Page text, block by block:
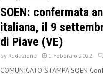
SOEN: confermata
italiana, il 9
di Piave (VE)
by Redazione 1 Febbraio 2022
COMUNICATO STAMPA SOEN